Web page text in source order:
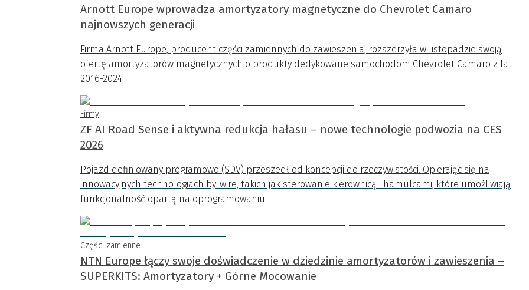
Arnott Europe wprowadza amortyzatory magnetyczne do Chevrolet Camaro
najnowszych generacji
Firma Arnott Europe, producent części zamiennych do zawieszenia, rozszerzyła w listopadzie swoją
ofertę amortyzatorów magnetycznych o produkty dedykowane samochodom Chevrolet Camaro z lat
2016-2024.
Firmy
ZF AI Road Sense i aktywna redukcja hałasu – nowe technologie podwozia na CES
2026
Pojazd definiowany programowo (SDV) przeszedł od koncepcji do rzeczywistości. Opierając się na
innowacyjnych technologiach by-wire, takich jak sterowanie kierownicą i hamulcami, które umożliwiają
funkcjonalność opartą na oprogramowaniu.
Części zamienne
NTN Europe łączy swoje doświadczenie w dziedzinie amortyzatorów i zawieszenia –
SUPERKITS: Amortyzatory + Górne Mocowanie